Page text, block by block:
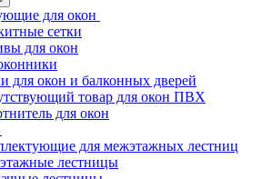
для окон
сетки
для окон
для окон и балконных дверей
товар для окон ПВХ
для окон
для межэтажных лестниц
лестницы